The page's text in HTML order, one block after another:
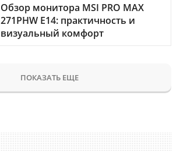
Обзор монитора MSI PRO MAX
271PHW E14: практичность и
визуальный комфорт
ПОКАЗАТЬ ЕЩЕ